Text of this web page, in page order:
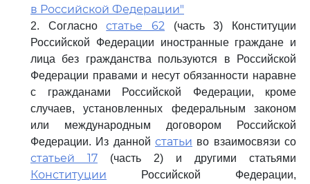
в Российской Федерации"
2. Согласностатье 62 (часть 3) Конституции
Российской Федерации иностранные граждане и
лица без гражданства пользуются в Российской
Федерации правами и несут обязанности наравне
с гражданами Российской Федерации, кроме
случаев, установленных федеральным законом
или международным договором Российской
Федерации. Из данной статьи во взаимосвязи со
статьей 17 (часть 2) и другими статьями
Конституции Российской Федерации,